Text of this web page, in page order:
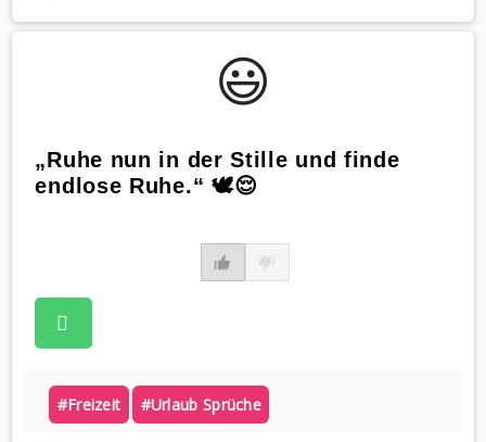
😃️
„Ruhe nun in der Stille und finde
endlose Ruhe.“ 🕊️😌
#freizeit #urlaub Sprüche